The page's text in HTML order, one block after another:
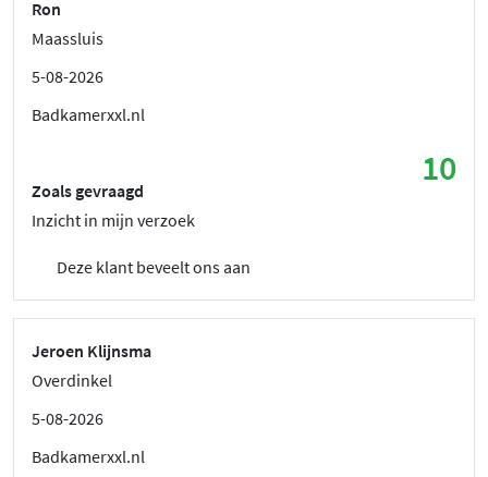
Ron
Maassluis
5-08-2026
Badkamerxxl.nl
10
Zoals gevraagd
Inzicht in mijn verzoek
Deze klant beveelt ons aan
Jeroen Klijnsma
Overdinkel
5-08-2026
Badkamerxxl.nl